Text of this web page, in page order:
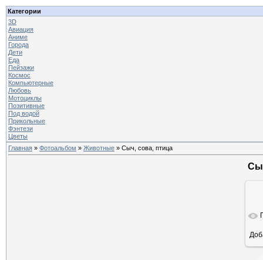
Категории
3D
Авиация
Аниме
Города
Дети
Еда
Пейзажи
Космос
Компьютерные
Любовь
Мотоциклы
Позитивные
Под водой
Прикольные
Фэнтези
Цветы
Главная » Фотоальбом » Животные » Сыч, сова, птица